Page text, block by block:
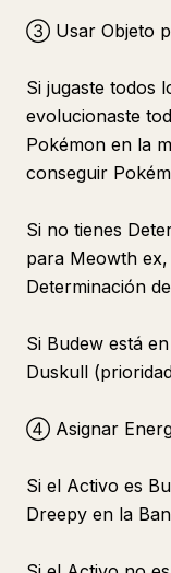
③ Usar Objeto
Si jugaste todos
evolucionaste
Pokémon en la
conseguir
Si no tienes
para Meowth
Determinación
Si Budew está
Duskull
④ Asignar
Si el Activo es
Dreepy en la